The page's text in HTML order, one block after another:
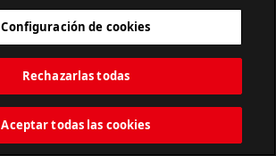
Configuración de cookies
Rechazarlas todas
Aceptar todas las cookies